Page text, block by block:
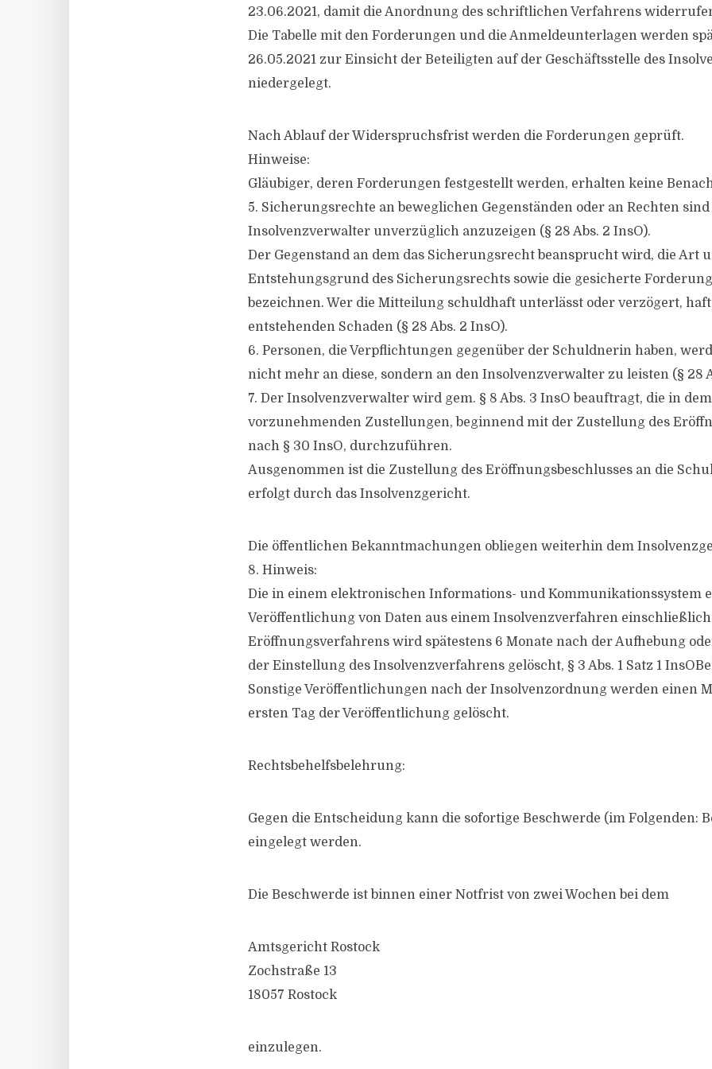
23.06.2021, damit die Anordnung des schriftlichen Verfahrens
Die Tabelle mit den Forderungen und die Anmeldeunterlagen werden
26.05.2021 zur Einsicht der Beteiligten auf der Geschäftsstelle des
niedergelegt.
Nach Ablauf der Widerspruchsfrist werden die Forderungen geprüft.
Hinweise:
Gläubiger, deren Forderungen festgestellt werden, erhalten keine
5. Sicherungsrechte an beweglichen Gegenständen oder an Rechten
Insolvenzverwalter unverzüglich anzuzeigen (§ 28 Abs. 2 InsO).
Der Gegenstand an dem das Sicherungsrecht beansprucht wird, die Art
Entstehungsgrund des Sicherungsrechts sowie die gesicherte
bezeichnen. Wer die Mitteilung schuldhaft unterlässt oder verzögert,
entstehenden Schaden (§ 28 Abs. 2 InsO).
6. Personen, die Verpflichtungen gegenüber der Schuldnerin haben,
nicht mehr an diese, sondern an den Insolvenzverwalter zu leisten (§ 28
7. Der Insolvenzverwalter wird gem. § 8 Abs. 3 InsO beauftragt, die in
vorzunehmenden Zustellungen, beginnend mit der Zustellung des
nach § 30 InsO, durchzuführen.
Ausgenommen ist die Zustellung des Eröffnungsbeschlusses an die
erfolgt durch das Insolvenzgericht.
Die öffentlichen Bekanntmachungen obliegen weiterhin dem
8. Hinweis:
Die in einem elektronischen Informations- und Kommunikationssystem
Veröffentlichung von Daten aus einem Insolvenzverfahren einschließlich
Eröffnungsverfahrens wird spätestens 6 Monate nach der Aufhebung
der Einstellung des Insolvenzverfahrens gelöscht, § 3 Abs. 1 Satz 1
Sonstige Veröffentlichungen nach der Insolvenzordnung werden einen
ersten Tag der Veröffentlichung gelöscht.
Rechtsbehelfsbelehrung:
Gegen die Entscheidung kann die sofortige Beschwerde (im Folgenden:
eingelegt werden.
Die Beschwerde ist binnen einer Notfrist von zwei Wochen bei dem
Amtsgericht Rostock
Zochstraße 13
18057 Rostock
einzulegen.